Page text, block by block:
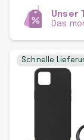
Unser
Das
Schnelle